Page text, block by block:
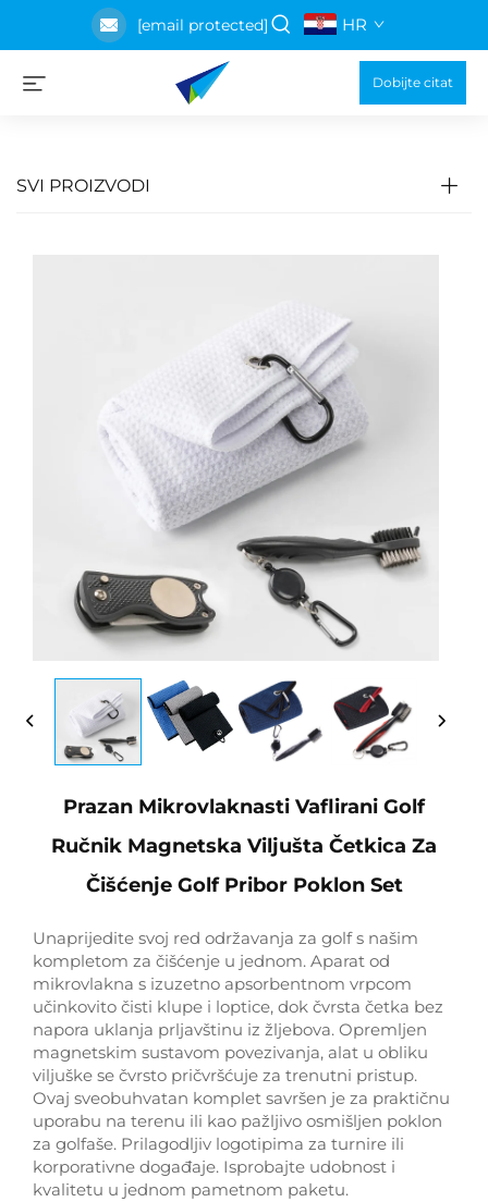
[email protected] HR
Dobijte citat
SVI PROIZVODI
Prazan Mikrovlaknasti Vaflirani Golf
Ručnik Magnetska Viljušta Četkica Za
Čišćenje Golf Pribor Poklon Set
Unaprijedite svoj red održavanja za golf s našim
kompletom za čišćenje u jednom. Aparat od
mikrovlakna s izuzetno apsorbentnom vrpcom
učinkovito čisti klupe i loptice, dok čvrsta četka bez
napora uklanja prljavštinu iz žljebova. Opremljen
magnetskim sustavom povezivanja, alat u obliku
viljuške se čvrsto pričvršćuje za trenutni pristup.
Ovaj sveobuhvatan komplet savršen je za praktičnu
uporabu na terenu ili kao pažljivo osmišljen poklon
za golfaše. Prilagodljiv logotipima za turnire ili
korporativne događaje. Isprobajte udobnost i
kvalitetu u jednom pametnom paketu.